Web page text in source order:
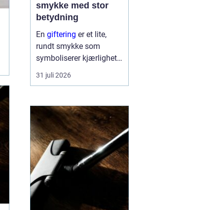
smykke med stor
betydning
En giftering er et lite,
rundt smykke som
symboliserer kjærlighet,
troskap og felles
framtid. Ringen bæres
og blir en synlig
påminnelse om løftet to
mennesker ...
31 juli 2026